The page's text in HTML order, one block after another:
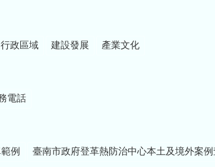
行政區域 建設發展 產業文化
電話
例 臺南市政府登革熱防治中心本土及境外案例